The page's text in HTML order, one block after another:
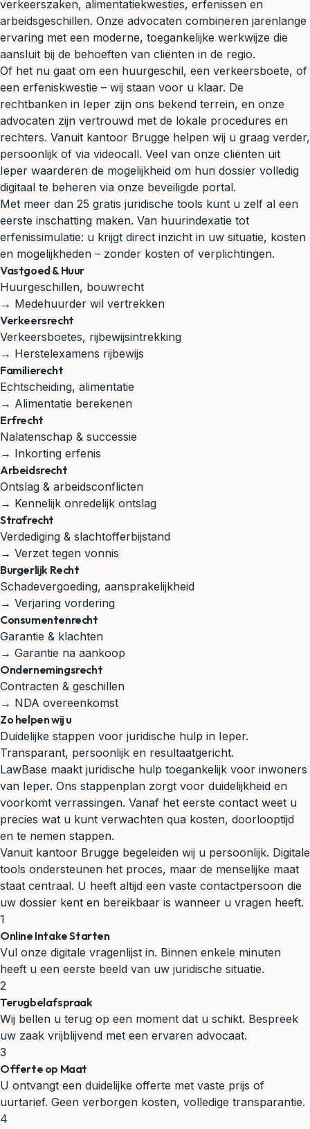
verkeerszaken, alimentatiekwesties, erfenissen en
arbeidsgeschillen. Onze advocaten combineren jarenlange
ervaring met een moderne, toegankelijke werkwijze die
aansluit bij de behoeften van cliënten in de regio.
Of het nu gaat om een huurgeschil, een verkeersboete, of
een erfeniskwestie – wij staan voor u klaar. De
rechtbanken in Ieper zijn ons bekend terrein, en onze
advocaten zijn vertrouwd met de lokale procedures en
rechters. Vanuit kantoor Brugge helpen wij u graag verder,
persoonlijk of via videocall. Veel van onze cliënten uit
Ieper waarderen de mogelijkheid om hun dossier volledig
digitaal te beheren via onze beveiligde portal.
Met meer dan 25 gratis juridische tools kunt u zelf al een
eerste inschatting maken. Van huurindexatie tot
erfenissimulatie: u krijgt direct inzicht in uw situatie, kosten
en mogelijkheden – zonder kosten of verplichtingen.
Vastgoed & Huur
Huurgeschillen, bouwrecht
→ Medehuurder wil vertrekken
Verkeersrecht
Verkeersboetes, rijbewijsintrekking
→ Herstelexamens rijbewijs
Familierecht
Echtscheiding, alimentatie
→ Alimentatie berekenen
Erfrecht
Nalatenschap & successie
→ Inkorting erfenis
Arbeidsrecht
Ontslag & arbeidsconflicten
→ Kennelijk onredelijk ontslag
Strafrecht
Verdediging & slachtofferbijstand
→ Verzet tegen vonnis
Burgerlijk Recht
Schadevergoeding, aansprakelijkheid
→ Verjaring vordering
Consumentenrecht
Garantie & klachten
→ Garantie na aankoop
Ondernemingsrecht
Contracten & geschillen
→ NDA overeenkomst
Zo helpen wij u
Duidelijke stappen voor juridische hulp in Ieper.
Transparant, persoonlijk en resultaatgericht.
LawBase maakt juridische hulp toegankelijk voor inwoners
van Ieper. Ons stappenplan zorgt voor duidelijkheid en
voorkomt verrassingen. Vanaf het eerste contact weet u
precies wat u kunt verwachten qua kosten, doorlooptijd
en te nemen stappen.
Vanuit kantoor Brugge begeleiden wij u persoonlijk. Digitale
tools ondersteunen het proces, maar de menselijke maat
staat centraal. U heeft altijd een vaste contactpersoon die
uw dossier kent en bereikbaar is wanneer u vragen heeft.
1
Online Intake Starten
Vul onze digitale vragenlijst in. Binnen enkele minuten
heeft u een eerste beeld van uw juridische situatie.
2
Terugbelafspraak
Wij bellen u terug op een moment dat u schikt. Bespreek
uw zaak vrijblijvend met een ervaren advocaat.
3
Offerte op Maat
U ontvangt een duidelijke offerte met vaste prijs of
uurtarief. Geen verborgen kosten, volledige transparantie.
4